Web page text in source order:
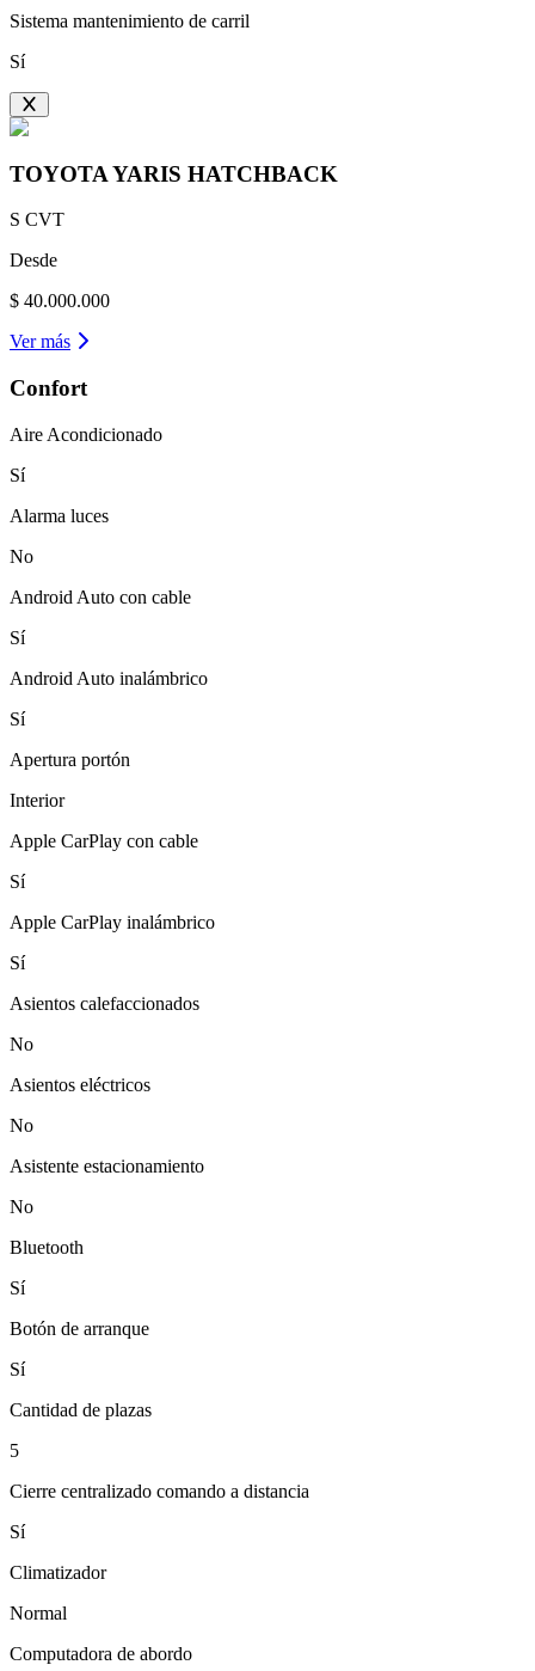
Sistema mantenimiento de carril
Sí
TOYOTAYARIS HATCHBACK
S CVT
Desde
$ 40.000.000
Ver más
Confort
Aire Acondicionado
Sí
Alarma luces
No
Android Auto con cable
Sí
Android Auto inalámbrico
Sí
Apertura portón
Interior
Apple CarPlay con cable
Sí
Apple CarPlay inalámbrico
Sí
Asientos calefaccionados
No
Asientos eléctricos
No
Asistente estacionamiento
No
Bluetooth
Sí
Botón de arranque
Sí
Cantidad de plazas
5
Cierre centralizado comando a distancia
Sí
Climatizador
Normal
Computadora de abordo